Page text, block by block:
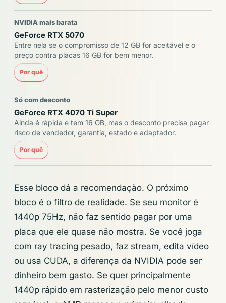
NVIDIA mais barata
GeForce RTX 5070
Entre nela se o compromisso de 12 GB for aceitável e o
preço contra placas 16 GB for bem menor.
Por quê
Só com desconto
GeForce RTX 4070 Ti Super
Ainda é rápida e tem 16 GB, mas o desconto precisa pagar
risco de vendedor, garantia, estado e adaptador.
Por quê
Esse bloco dá a recomendação. O próximo
bloco é o filtro de realidade. Se seu monitor é
1440p 75Hz, não faz sentido pagar por uma
placa que ele quase não mostra. Se você joga
com ray tracing pesado, faz stream, edita vídeo
ou usa CUDA, a diferença da NVIDIA pode ser
dinheiro bem gasto. Se quer principalmente
1440p rápido em rasterização pelo menor custo